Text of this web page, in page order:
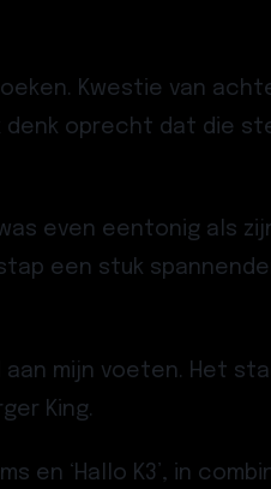
Kwestie van
denk oprecht dat die
even eentonig als
een stuk
mijn voeten. Het
King.
en ‘Hallo K3’, in